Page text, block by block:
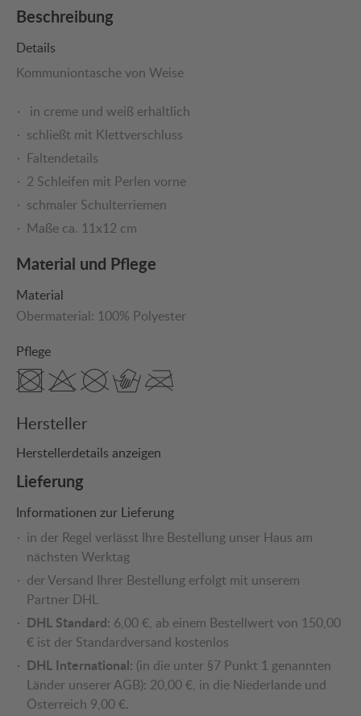
Beschreibung
Details
Kommuniontasche von Weise
in creme und weiß erhältlich
schließt mit Klettverschluss
Faltendetails
2 Schleifen mit Perlen vorne
schmaler Schulterriemen
Maße ca. 11x12 cm
Material und Pflege
Material
Obermaterial: 100% Polyester
Pflege
Hersteller
Herstellerdetails anzeigen
Lieferung
Informationen zur Lieferung
in der Regel verlässt Ihre Bestellung unser Haus am
nächsten Werktag
der Versand Ihrer Bestellung erfolgt mit unserem
Partner DHL
DHL Standard: 6,00 €, ab einem Bestellwert von 150,00
€ ist der Standardversand kostenlos
DHL International: (in die unter §7 Punkt 1 genannten
Länder unserer AGB): 20,00 €, in die Niederlande und
Österreich 9,00 €.